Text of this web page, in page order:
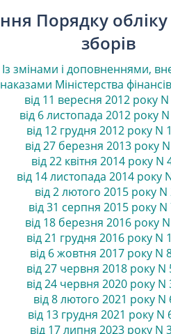
Порядку обліку
зборів
Із змінами і доповненнями,
наказами Міністерства
від 11 вересня 2012 року
від 6 листопада 2012 року
від 12 грудня 2012 року N
від 27 березня 2013 року
від 22 квітня 2014 року N
від 14 листопада 2014 року
від 2 лютого 2015 року N
від 31 серпня 2015 року N
від 18 березня 2016 року
від 21 грудня 2016 року N
від 6 жовтня 2017 року N
від 27 червня 2018 року N
від 24 червня 2020 року N
від 8 лютого 2021 року N
від 13 грудня 2021 року N
від 17 липня 2023 року N